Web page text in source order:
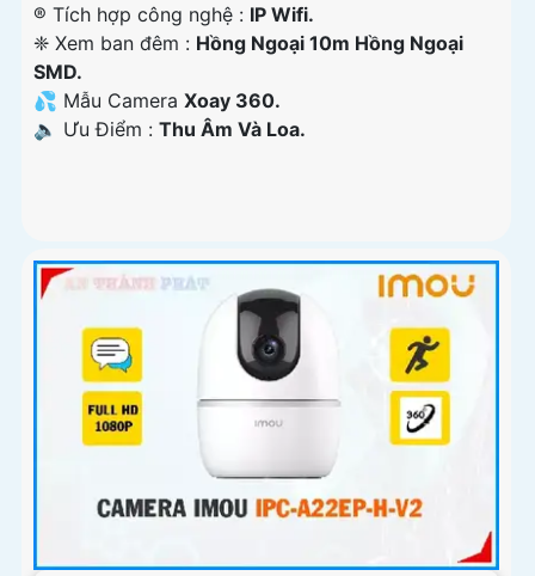
®️ Tích hợp công nghệ : IP Wifi.
❈ Xem ban đêm : Hồng Ngoại 10m Hồng Ngoại
SMD.
💦 Mẫu Camera Xoay 360.
️🔈 Ưu Điểm : Thu Âm Và Loa.